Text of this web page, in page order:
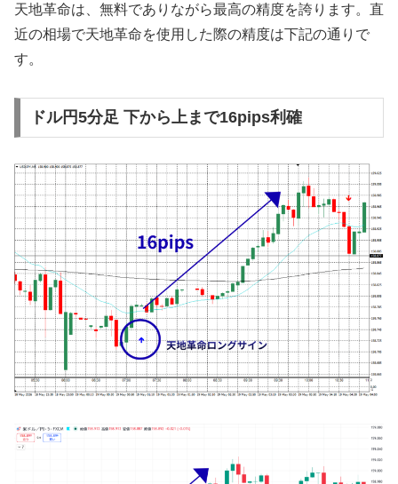
天地革命は、無料でありながら最高の精度を誇ります。直
近の相場で天地革命を使用した際の精度は下記の通りで
す。
ドル円5分足 下から上まで16pips利確